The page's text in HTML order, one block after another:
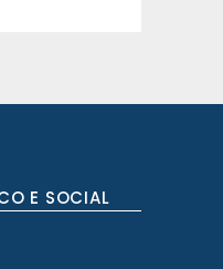
E SOCIAL